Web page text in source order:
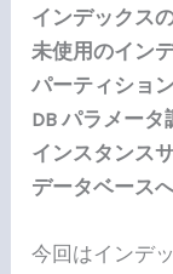
インデックス
未使用のイン
パーティショ
DB パラメータ
インスタンス
データベース
今回はインデ